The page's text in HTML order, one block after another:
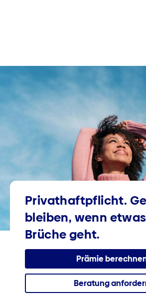
Privathaftpflicht.
bleiben, wenn
Brüche geht.
Prämie
Beratung